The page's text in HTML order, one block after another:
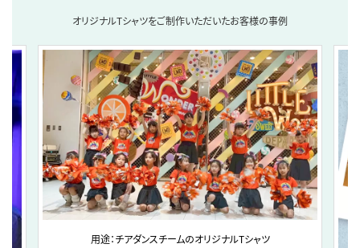
オリジナルTシャツをご制作いただいたお客様の事例
用途：チアダンスチームのオリジナルTシャツ